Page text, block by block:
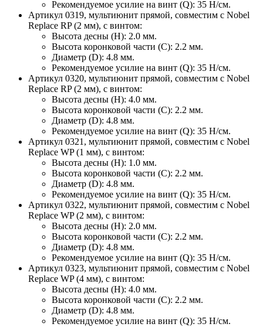
Рекомендуемое усилие на винт (Q): 35 H/см.
Артикул 0319, мультиюнит прямой, совместим с Nobel
Replace RP (2 мм), с винтом:
Высота десны (H): 2.0 мм.
Высота коронковой части (C): 2.2 мм.
Диаметр (D): 4.8 мм.
Рекомендуемое усилие на винт (Q): 35 H/см.
Артикул 0320, мультиюнит прямой, совместим с Nobel
Replace RP (2 мм), с винтом:
Высота десны (H): 4.0 мм.
Высота коронковой части (C): 2.2 мм.
Диаметр (D): 4.8 мм.
Рекомендуемое усилие на винт (Q): 35 H/см.
Артикул 0321, мультиюнит прямой, совместим с Nobel
Replace WP (1 мм), с винтом:
Высота десны (H): 1.0 мм.
Высота коронковой части (C): 2.2 мм.
Диаметр (D): 4.8 мм.
Рекомендуемое усилие на винт (Q): 35 H/см.
Артикул 0322, мультиюнит прямой, совместим с Nobel
Replace WP (2 мм), с винтом:
Высота десны (H): 2.0 мм.
Высота коронковой части (C): 2.2 мм.
Диаметр (D): 4.8 мм.
Рекомендуемое усилие на винт (Q): 35 H/см.
Артикул 0323, мультиюнит прямой, совместим с Nobel
Replace WP (4 мм), с винтом:
Высота десны (H): 4.0 мм.
Высота коронковой части (C): 2.2 мм.
Диаметр (D): 4.8 мм.
Рекомендуемое усилие на винт (Q): 35 H/см.